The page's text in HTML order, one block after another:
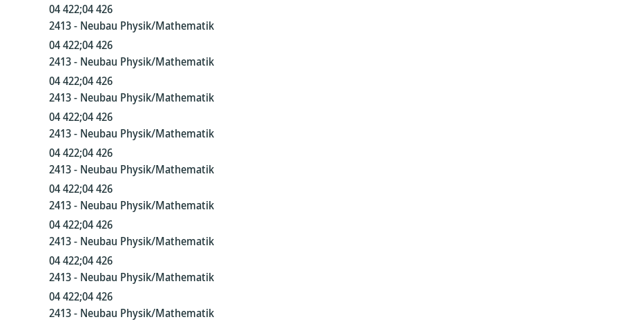
04 422;04 426
2413 - Neubau Physik/Mathematik
04 422;04 426
2413 - Neubau Physik/Mathematik
04 422;04 426
2413 - Neubau Physik/Mathematik
04 422;04 426
2413 - Neubau Physik/Mathematik
04 422;04 426
2413 - Neubau Physik/Mathematik
04 422;04 426
2413 - Neubau Physik/Mathematik
04 422;04 426
2413 - Neubau Physik/Mathematik
04 422;04 426
2413 - Neubau Physik/Mathematik
04 422;04 426
2413 - Neubau Physik/Mathematik